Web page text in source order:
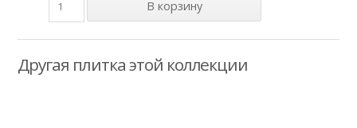
Другая плитка этой коллекции